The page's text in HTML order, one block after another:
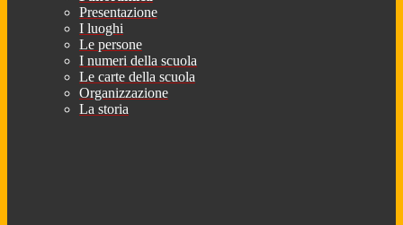
Presentazione
I luoghi
Le persone
I numeri della scuola
Le carte della scuola
Organizzazione
La storia